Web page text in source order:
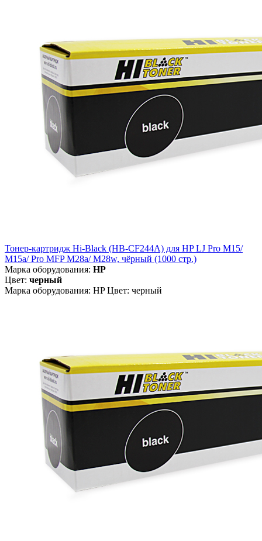
Тонер-картридж Hi-Black (HB-CF244A) для HP LJ Pro M15/
M15a/ Pro MFP M28a/ M28w, чёрный (1000 стр.)
Марка оборудования: HP
Цвет: черный
Марка оборудования: HP Цвет: черный